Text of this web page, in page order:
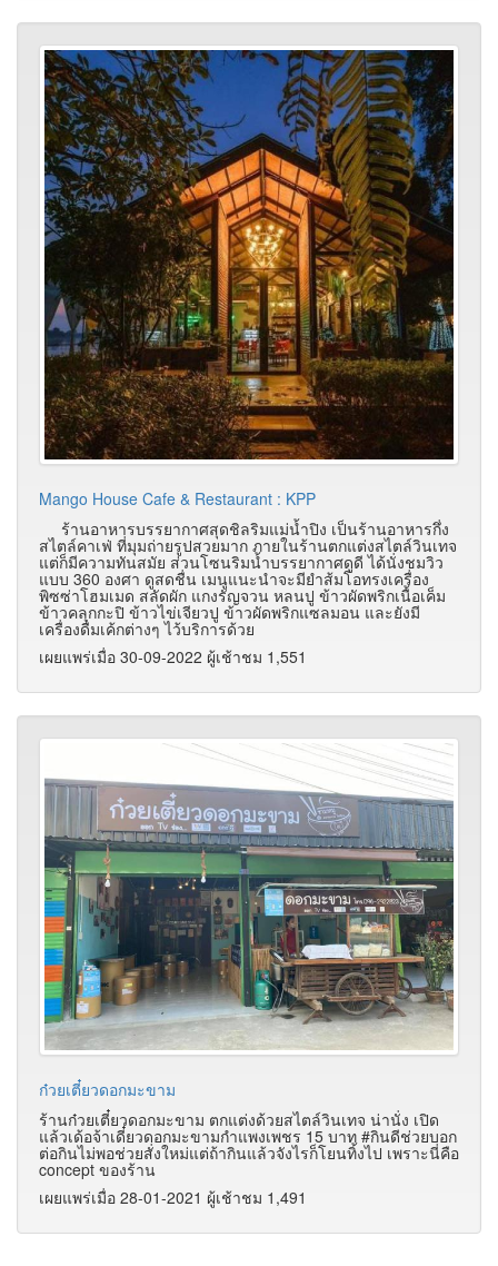
Mango House Cafe & Restaurant : KPP
ร้านอาหารบรรยากาศสุดชิลริมแม่น้ำปิง เป็นร้านอาหารกึ่ง
สไตล์คาเฟ่ ที่มุมถ่ายรูปสวยมาก ภายในร้านตกแต่งสไตล์วินเทจ
แต่ก็มีความทันสมัย ส่วนโซนริมน้ำบรรยากาศดูดี ได้นั่งชมวิว
แบบ 360 องศา ดูสดชื่น เมนูแนะนำจะมียำส้มโอทรงเครื่อง
พิซซ่าโฮมเมด สลัดผัก แกงรัญจวน หลนปู ข้าวผัดพริกเนื้อเค็ม
ข้าวคลุกกะปิ ข้าวไข่เจียวปู ข้าวผัดพริกแซลมอน และยังมี
เครื่องดื่มเค้กต่างๆ ไว้บริการด้วย
เผยแพร่เมื่อ 30-09-2022 ผู้เช้าชม 1,551
ก๋วยเตี๋ยวดอกมะขาม
ร้านก๋วยเตี๋ยวดอกมะขาม ตกแต่งด้วยสไตล์วินเทจ น่านั่ง เปิด
แล้วเด้อจ้าเดี๋ยวดอกมะขามกำแพงเพชร 15 บาท #กินดีช่วยบอก
ต่อกินไม่พอช่วยสั่งใหม่แต่ถ้ากินแล้วจังไรก็โยนทิ้งไป เพราะนี่คือ
concept ของร้าน
เผยแพร่เมื่อ 28-01-2021 ผู้เช้าชม 1,491